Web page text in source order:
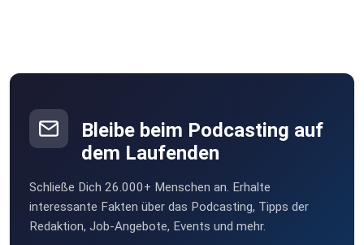
Bleibe beim Podcasting auf
dem Laufenden
Schließe Dich 26.000+ Menschen an. Erhalte
interessante Fakten über das Podcasting, Tipps der
Redaktion, Job-Angebote, Events und mehr.